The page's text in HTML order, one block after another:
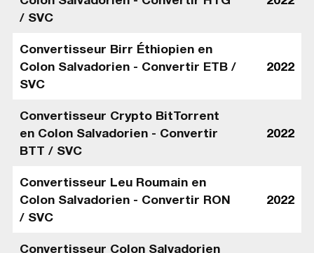
/ SVC
Convertisseur Birr Éthiopien en
Colon Salvadorien - Convertir ETB /
SVC
2022
Convertisseur Crypto BitTorrent
en Colon Salvadorien - Convertir
BTT / SVC
2022
Convertisseur Leu Roumain en
Colon Salvadorien - Convertir RON
/ SVC
2022
Convertisseur Colon Salvadorien